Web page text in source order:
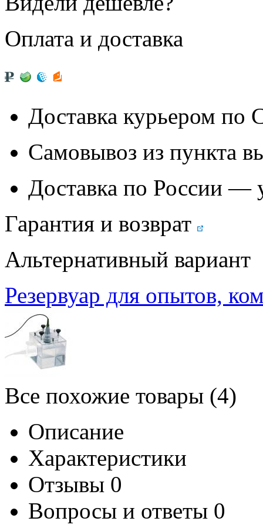
Оплата и доставка
Доставка курьером
Самовывоз из пункта
Доставка по России —
Гарантия и возврат
Альтернативный вариант
Резервуар для опытов,
Все похожие товары (4)
Описание
Характеристики
Отзывы 0
Вопросы и ответы 0